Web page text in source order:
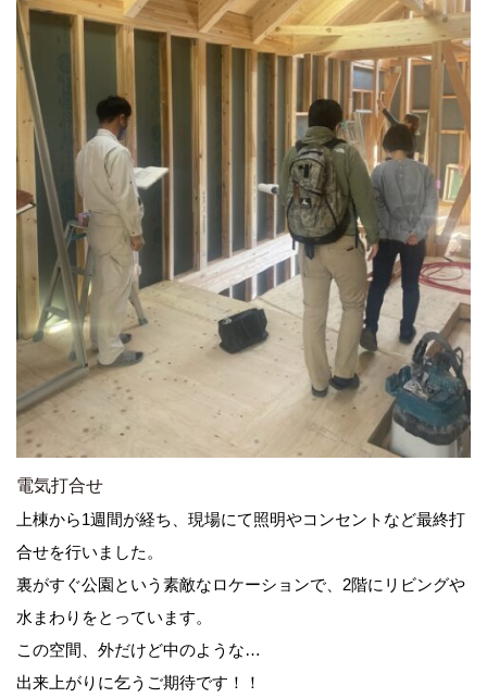
電気打合せ
上棟から1週間が経ち、現場にて照明やコンセントなど最終打
合せを行いました。
裏がすぐ公園という素敵なロケーションで、2階にリビングや
水まわりをとっています。
この空間、外だけど中のような…
出来上がりに乞うご期待です！！